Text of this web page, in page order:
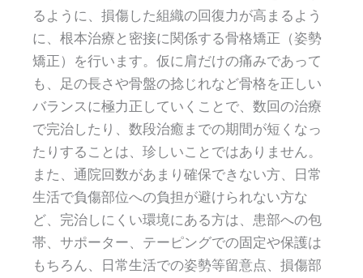
るように、損傷した組織の回復力が高まるよう
に、根本治療と密接に関係する骨格矯正（姿勢
矯正）を行います。仮に肩だけの痛みであって
も、足の長さや骨盤の捻じれなど骨格を正しい
バランスに極力正していくことで、数回の治療
で完治したり、数段治癒までの期間が短くなっ
たりすることは、珍しいことではありません。
また、通院回数があまり確保できない方、日常
生活で負傷部位への負担が避けられない方な
ど、完治しにくい環境にある方は、患部への包
帯、サポーター、テーピングでの固定や保護は
もちろん、日常生活での姿勢等留意点、損傷部